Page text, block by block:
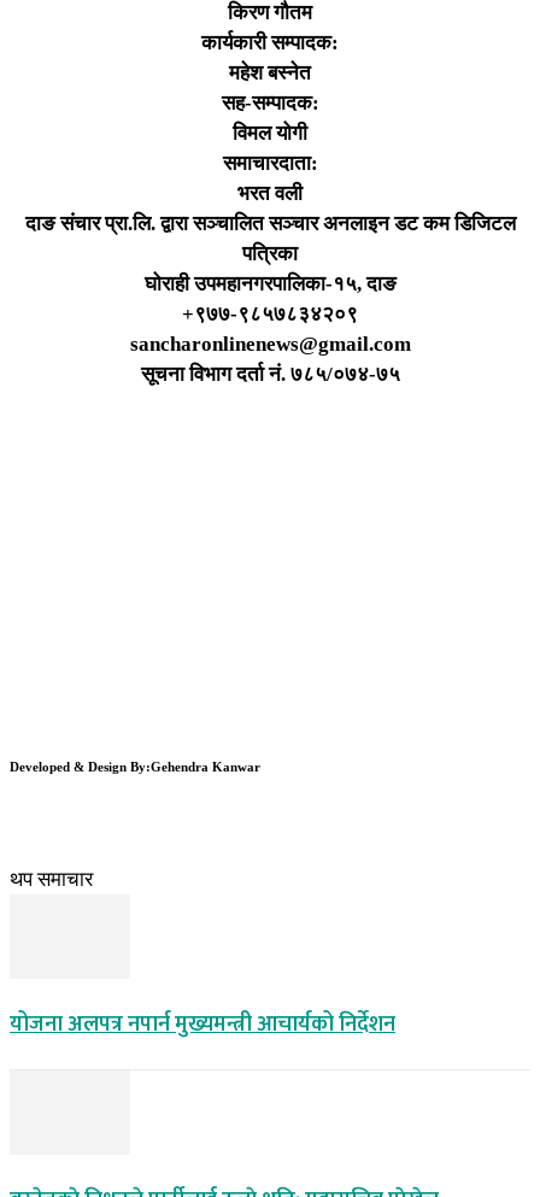
किरण गौतम
कार्यकारी सम्पादक:
महेश बस्नेत
सह-सम्पादक:
विमल योगी
समाचारदाता:
भरत वली
दाङ संचार प्रा.लि. द्वारा सञ्चालित सञ्चार अनलाइन डट कम डिजिटल
पत्रिका
घोराही उपमहानगरपालिका-१५, दाङ
+९७७-९८५७८३४२०९
sancharonlinenews@gmail.com
सूचना विभाग दर्ता न‌ं. ७८५/०७४-७५
Developed & Design By:Gehendra Kanwar
थप समाचार
योजना अलपत्र नपार्न मुख्यमन्त्री आचार्यको निर्देशन